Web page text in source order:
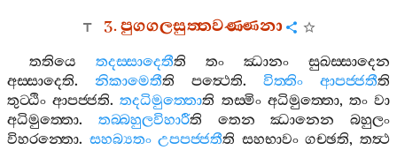
3.පුගගලසුත‍්තවණ‍්ණනා
තතියෙ තදස‍්සාදෙතීති තං ඣානං
සුඛස‍්සාදෙන
අස‍්සාදෙති. නිකාමෙතීති පත්‍ථෙති. විත‍්තිං ආපජ‍්ජතීති
තුට‍්ඨිං ආපජ‍්ජති.තදධිමුත‍්තොති තස‍්මිං අධිමුත‍්තො, තං වා
අධිමුත‍්තො. තබ‍්බහුලවිහාරීති තෙන ඣානෙන
බහුලං
විහරන‍්තො. සහබ්‍යතං උපපජ‍්ජතීති සහභාවං ගච‍්ඡති,තත්‍ථ